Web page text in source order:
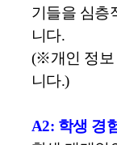
기들을 심층
니다.
(※개인 정
니다.)
A2: 학생 경